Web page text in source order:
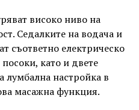
високо ниво на
Седалките на водача и
съответно електрическо
като и двете
лумбална настройка в
масажна функция.